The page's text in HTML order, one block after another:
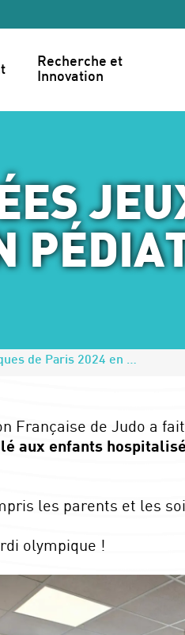
Recherche et
Innovation
Des médaillées Jeux Olympiques de Paris 2024 en pédiatrie
Française de Judo a
aux enfants
les parents et les
olympique !